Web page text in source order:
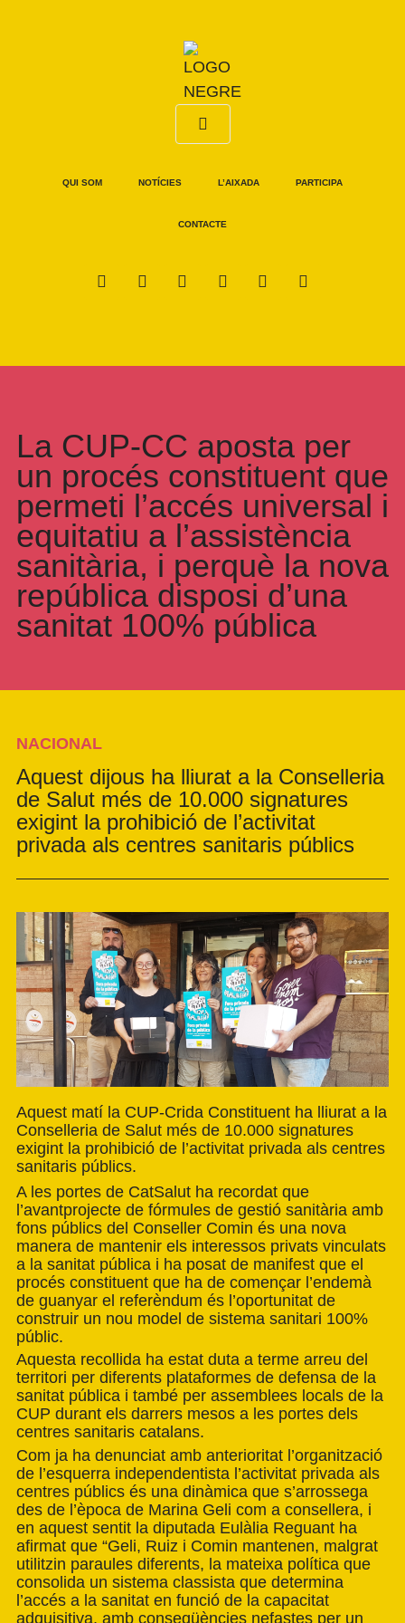
QUI SOM NOTÍCIES L’AIXADA PARTICIPA
CONTACTE
La CUP-CC aposta per
un procés constituent que
permeti l’accés universal i
equitatiu a l’assistència
sanitària, i perquè la nova
república disposi d’una
sanitat 100% pública
NACIONAL
Aquest dijous ha lliurat a la Conselleria
de Salut més de 10.000 signatures
exigint la prohibició de l’activitat
privada als centres sanitaris públics
Aquest matí la CUP-Crida Constituent ha lliurat a la
Conselleria de Salut més de 10.000 signatures
exigint la prohibició de l’activitat privada als centres
sanitaris públics.
A les portes de CatSalut ha recordat que
l’avantprojecte de fórmules de gestió sanitària amb
fons públics del Conseller Comin és una nova
manera de mantenir els interessos privats vinculats
a la sanitat pública i ha posat de manifest que el
procés constituent que ha de començar l’endemà
de guanyar el referèndum és l’oportunitat de
construir un nou model de sistema sanitari 100%
públic.
Aquesta recollida ha estat duta a terme arreu del
territori per diferents plataformes de defensa de la
sanitat pública i també per assemblees locals de la
CUP durant els darrers mesos a les portes dels
centres sanitaris catalans.
Com ja ha denunciat amb anterioritat l’organització
de l’esquerra independentista l’activitat privada als
centres públics és una dinàmica que s’arrossega
des de l’època de Marina Geli com a consellera, i
en aquest sentit la diputada Eulàlia Reguant ha
afirmat que “Geli, Ruiz i Comin mantenen, malgrat
utilitzin paraules diferents, la mateixa política que
consolida un sistema classista que determina
l’accés a la sanitat en funció de la capacitat
adquisitiva, amb conseqüències nefastes per un